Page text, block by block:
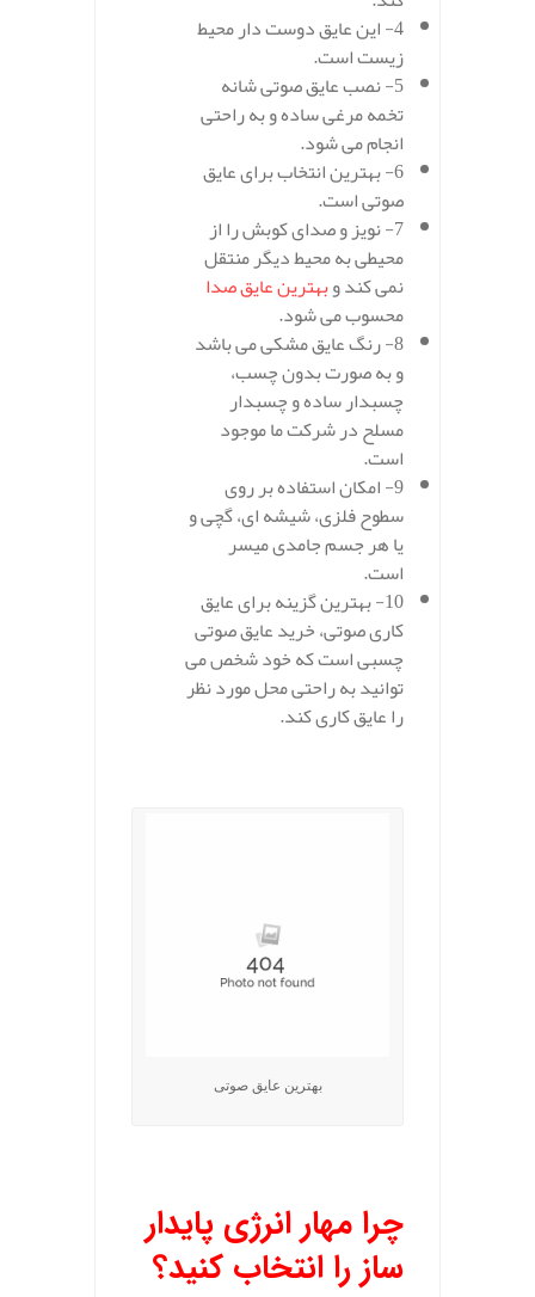
4- این عایق دوست دار محیط
زیست است.
5- نصب عایق صوتی شانه
تخمه مرغی ساده و به راحتی
انجام می شود.
6- بهترین انتخاب برای عایق
صوتی است.
7- نویز و صدای کوبش را از
محیطی به محیط دیگر منتقل
نمی کند وبهترین عایق صدا
محسوب می شود.
8- رنگ عایق مشکی می باشد
و به صورت بدون چسب،
چسبدار ساده و چسبدار
مسلح در شرکت ما موجود
است.
9- امکان استفاده بر روی
سطوح فلزی، شیشه ای، گچی و
یا هر جسم جامدی میسر
است.
10- بهترین گزینه برای عایق
کاری صوتی، خرید عایق صوتی
چسبی است که خود شخص می
توانید به راحتی محل مورد نظر
را عایق کاری کند.
بهترین عایق صوتی
چرا مهار انرژی پایدار
ساز را انتخاب کنید؟